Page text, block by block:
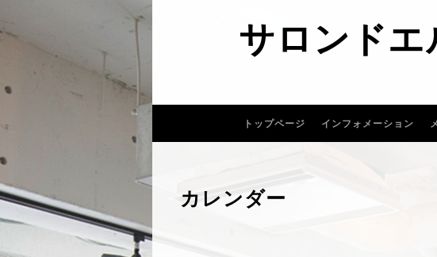
サロンド
トップページ インフォメーション
カレンダー